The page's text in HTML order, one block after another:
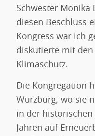
Schwester Monika
diesen Beschluss
Kongress war ich
diskutierte mit
Klimaschutz.
Die Kongregation
Würzburg, wo sie
in der historischen
Jahren auf